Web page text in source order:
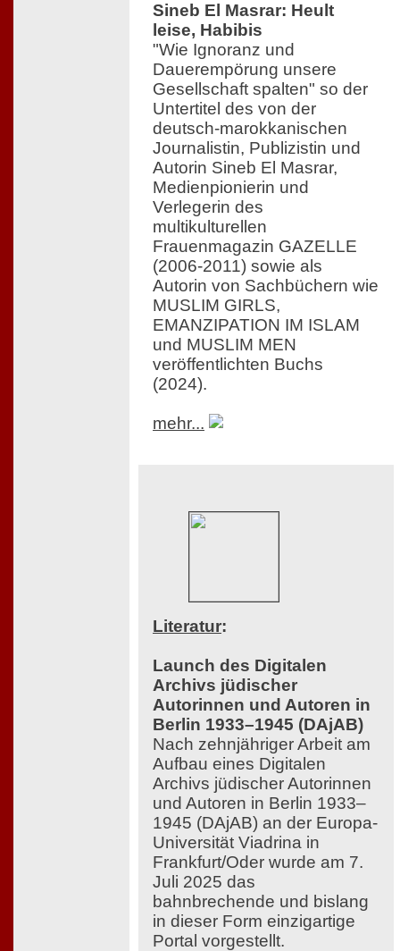
Sineb El Masrar: Heult
leise, Habibis
"Wie Ignoranz und
Dauerempörung unsere
Gesellschaft spalten" so der
Untertitel des von der
deutsch-marokkanischen
Journalistin, Publizistin und
Autorin Sineb El Masrar,
Medienpionierin und
Verlegerin des
multikulturellen
Frauenmagazin GAZELLE
(2006-2011) sowie als
Autorin von Sachbüchern wie
MUSLIM GIRLS,
EMANZIPATION IM ISLAM
und MUSLIM MEN
veröffentlichten Buchs
(2024).
mehr...
Literatur:
Launch des Digitalen
Archivs jüdischer
Autorinnen und Autoren in
Berlin 1933–1945 (DAjAB)
Nach zehnjähriger Arbeit am
Aufbau eines Digitalen
Archivs jüdischer Autorinnen
und Autoren in Berlin 1933–
1945 (DAjAB) an der Europa-
Universität Viadrina in
Frankfurt/Oder wurde am 7.
Juli 2025 das
bahnbrechende und bislang
in dieser Form einzigartige
Portal vorgestellt.